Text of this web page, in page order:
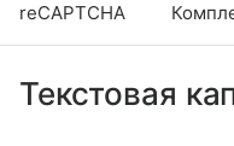
reCAPTCHA
Текстовая